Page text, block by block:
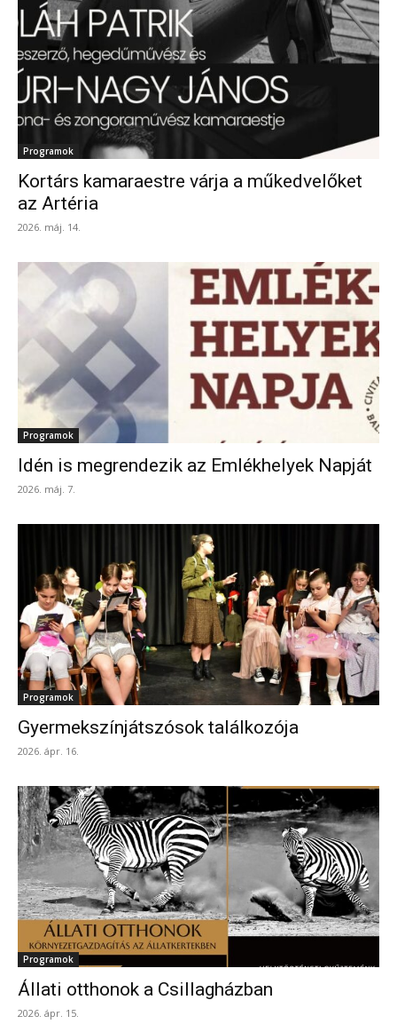
Programok
Kortárs kamaraestre várja a műkedvelőket
az Artéria
2026. máj. 14.
Programok
Idén is megrendezik az Emlékhelyek Napját
2026. máj. 7.
Programok
Gyermekszínjátszósok találkozója
2026. ápr. 16.
Programok
Állati otthonok a Csillagházban
2026. ápr. 15.